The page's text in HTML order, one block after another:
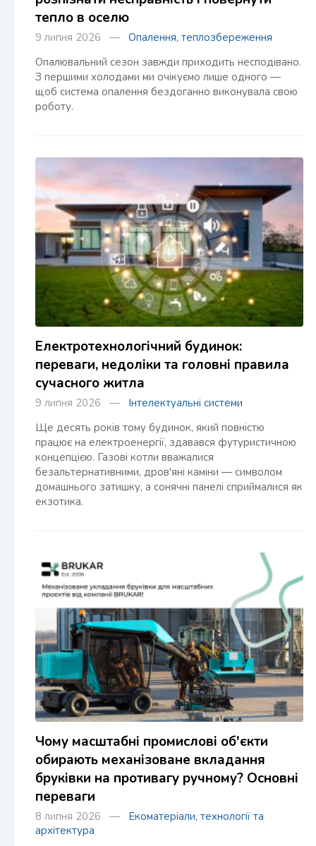
тепло в оселю
9 липня 2026 — Опалення, теплозбереження
Опалювальний сезон завжди приходить несподівано.
З першими холодами ми очікуємо лише одного —
щоб система опалення бездоганно виконувала свою
роботу.
Електротехнологічний будинок:
переваги, недоліки та головні правила
сучасного житла
9 липня 2026 — Інтелектуальні системи
Ще десять років тому будинок, який повністю
працює на електроенергії, здавався футуристичною
концепцією. Газові котли вважалися
безальтернативними, дров'яні каміни — символом
домашнього затишку, а сонячні панелі сприймалися як
екзотика.
Чому масштабні промислові об'єкти
обирають механізоване вкладання
бруківки на противагу ручному? Основні
переваги
8 липня 2026 — Екоматеріали, технології та
архітектура